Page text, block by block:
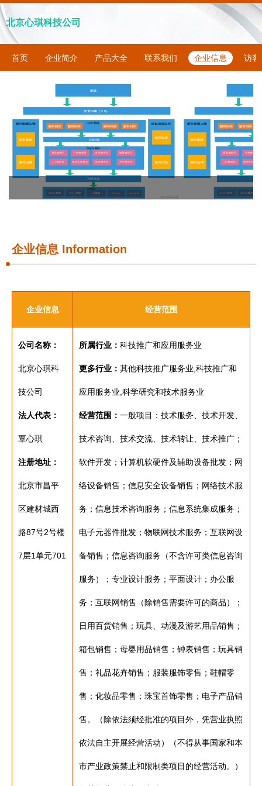
北京心琪科技公司
首页 企业简介 产品大全 联系我们 企业信息 访客
企业信息 Information
企业信息 经营范围
公司名称：
北京心琪科
技公司
法人代表：
覃心琪
注册地址：
北京市昌平
区建材城西
路87号2号楼
7层1单元701
所属行业： 科技推广和应用服务业
更多行业： 其他科技推广服务业,科技推广和
应用服务业,科学研究和技术服务业
经营范围： 一般项目：技术服务、技术开发、
技术咨询、技术交流、技术转让、技术推广；
软件开发；计算机软硬件及辅助设备批发；网
络设备销售；信息安全设备销售；网络技术服
务；信息技术咨询服务；信息系统集成服务；
电子元器件批发；物联网技术服务；互联网设
备销售；信息咨询服务（不含许可类信息咨询
服务）；专业设计服务；平面设计；办公服
务；互联网销售（除销售需要许可的商品）；
日用百货销售；玩具、动漫及游艺用品销售；
箱包销售；母婴用品销售；钟表销售；玩具销
售；礼品花卉销售；服装服饰零售；鞋帽零
售；化妆品零售；珠宝首饰零售；电子产品销
售。（除依法须经批准的项目外，凭营业执照
依法自主开展经营活动）（不得从事国家和本
市产业政策禁止和限制类项目的经营活动。）